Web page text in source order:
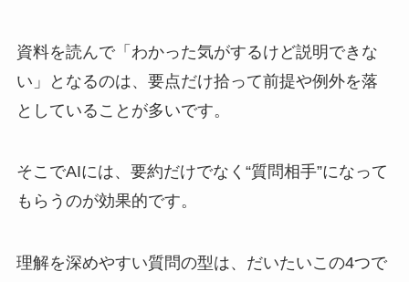
資料を読んで「わかった気がするけど説明できな
い」となるのは、要点だけ拾って前提や例外を落
としていることが多いです。
そこでAIには、要約だけでなく“質問相手”になって
もらうのが効果的です。
理解を深めやすい質問の型は、だいたいこの4つで